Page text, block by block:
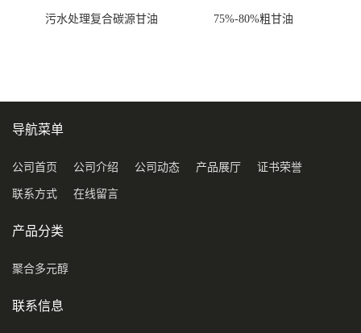
污水处理复合碳源甘油
75%-80%粗甘油
导航菜单
公司首页 公司介绍 公司动态 产品展厅 证书荣誉
联系方式 在线留言
产品分类
聚合多元醇
联系信息